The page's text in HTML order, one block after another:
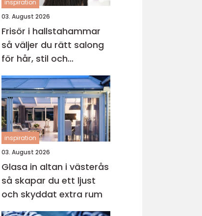
inspiration
03. August 2026
Frisör i hallstahammar
så väljer du rätt salong
för hår, stil och
välmående
inspiration
03. August 2026
Glasa in altan i västerås
så skapar du ett ljust
och skyddat extra rum